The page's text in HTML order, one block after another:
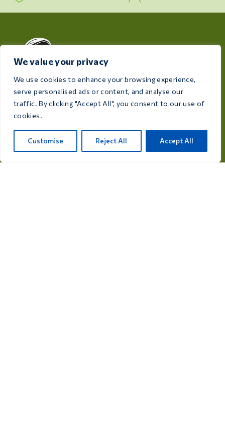
We value your privacy
We use cookies to enhance your browsing experience,
serve personalised ads or content, and analyse our
traffic. By clicking "Accept All", you consent to our use of
cookies.
Customise Reject All Accept All
Dedicada a la salud y el bienestar de tus aves, Care 4
Birds ofrece productos de alta calidad diseñados para
aficionados a las aves.